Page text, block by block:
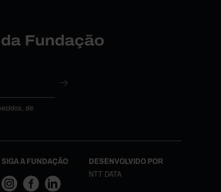
Fundação
de
SIGA A FUNDAÇÃO DESENVOLVIDO POR
NTT DATA